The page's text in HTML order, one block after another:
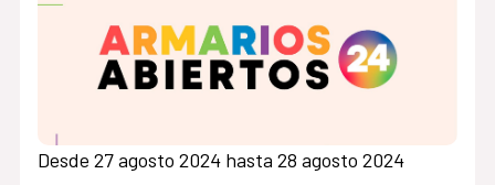
Desde 27 agosto 2024 hasta 28 agosto 2024